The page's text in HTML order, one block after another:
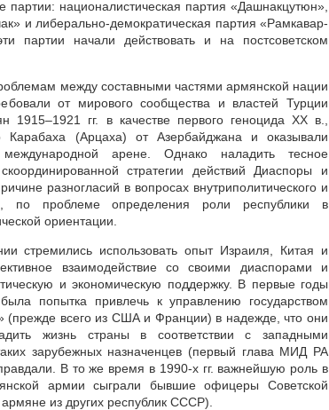
националистическая партия «Дашнакцутюн»,
и либерально-демократическая партия «Рамкавар-
партии начали действовать и на постсоветском
между составными частями армянской нации
от мирового сообщества и властей Турции
1915–1921 гг. в качестве первого геноцида XX в.,
Карабаха (Арцаха) от Азербайджана и оказывали
арене. Однако наладить тесное
стратегии действий Диаспоры и
разногласий в вопросах внутриполитического и
по проблеме определения роли республики в
ориентации.
стремились использовать опыт Израиля, Китая и
взаимодействие со своими диаспорами и
и экономическую поддержку. В первые годы
попытка привлечь к управлению государством
(прежде всего из США и Франции) в надежде, что они
жизнь страны в соответствии с западными
зарубежных назначенцев (первый глава МИД РА
В то же время в 1990-х гг. важнейшую роль в
армии сыграли бывшие офицеры Советской
из других республик СССР).